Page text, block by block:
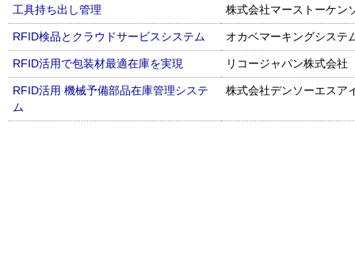
工具持ち出し管理 株式会社マーストーケン
RFID検品とクラウドサービスシステム オカベマーキングシステ
RFID活用で包装材最適在庫を実現 リコージャパン株式会社
RFID活用 機械予備部品在庫管理システ
ム
株式会社デンソーエスア